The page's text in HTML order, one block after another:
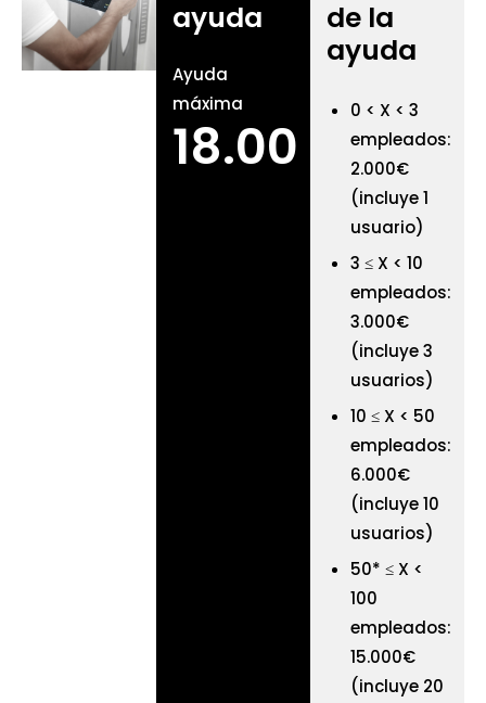
ayuda
Ayuda
máxima
18.000€
de la
ayuda
0 < X < 3
empleados:
2.000€
(incluye 1
usuario)
3 ≤ X < 10
empleados:
3.000€
(incluye 3
usuarios)
10 ≤ X < 50
empleados:
6.000€
(incluye 10
usuarios)
50* ≤ X <
100
empleados:
15.000€
(incluye 20